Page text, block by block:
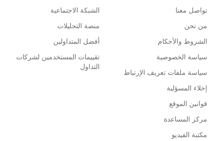
تواصل معنا
من نحن
الشروط والأحكام
سياسة الخصوصية
سياسة ملفات تعريف الإرتباط
إخلاء المسؤلية
قوانين الموقع
مركز المساعدة
مكتبة الفيديو
الشبكة الاجتماعية
منصة التحليلات
أفضل المتداولين
تقييمات المستخدمين لشركات
التداول